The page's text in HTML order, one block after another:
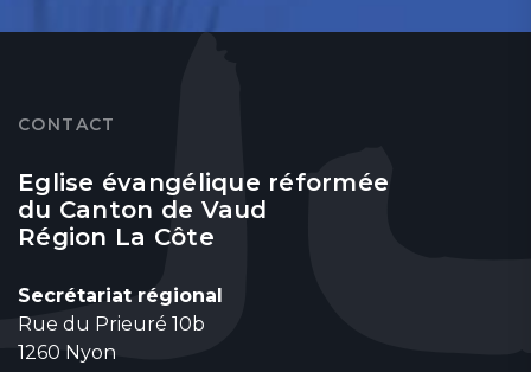
CONTACT
Eglise évangélique réformée
du Canton de Vaud
Région La Côte
Secrétariat régional
Rue du Prieuré 10b
1260 Nyon